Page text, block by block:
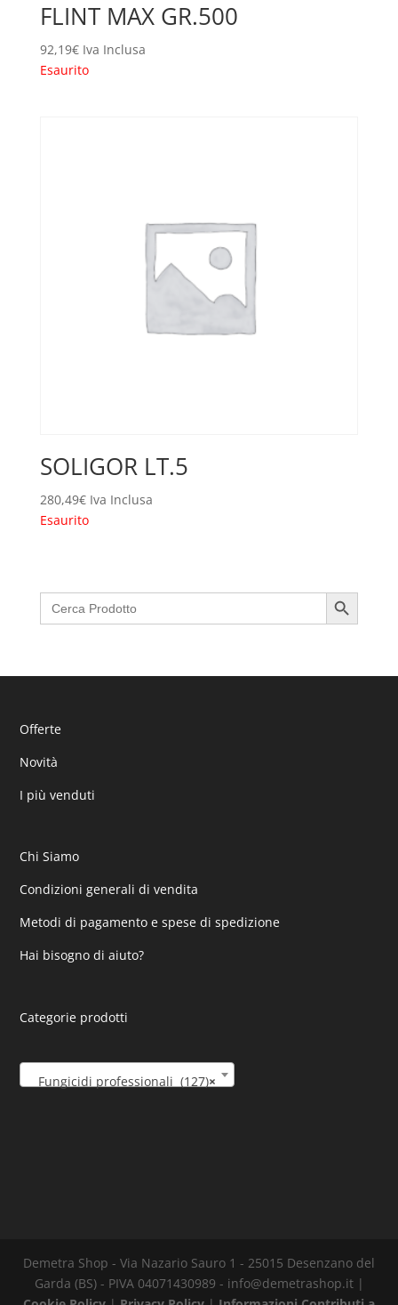
FLINT MAX GR.500
92,19€ Iva Inclusa
Esaurito
SOLIGOR LT.5
280,49€ Iva Inclusa
Esaurito
Search
for:
Search Button
Offerte
Novità
I più venduti
Chi Siamo
Condizioni generali di vendita
Metodi di pagamento e spese di spedizione
Hai bisogno di aiuto?
Categorie prodotti
×
Fungicidi professionali (127)
Demetra Shop - Via Nazario Sauro 1 - 25015 Desenzano del
Garda (BS) - PIVA 04071430989 - info@demetrashop.it |